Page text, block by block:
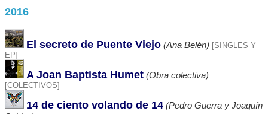
2016
El secreto de Puente Viejo (Ana Belén)
[SINGLES Y
EP]
A Joan Baptista Humet (Obra colectiva)
[COLECTIVOS]
14 de ciento volando de 14 (Pedro Guerra y Joaquín